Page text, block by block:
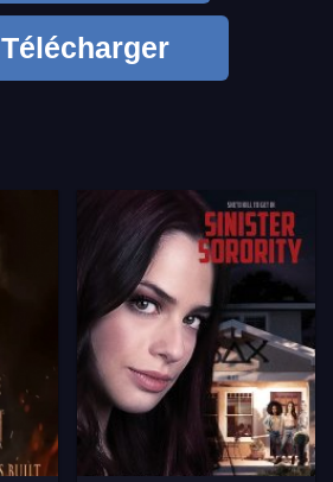
Télécharger